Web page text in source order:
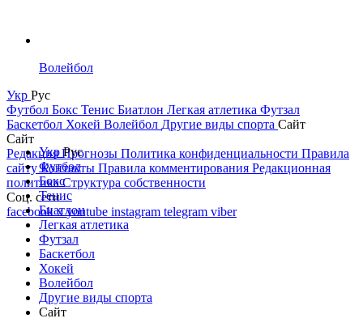
Волейбол
Укр Рус
Футбол Бокс Тенис Биатлон Легкая атлетика Футзал
Баскетбол Хокей Волейбол Другие виды спорта Сайт
Сайт
РедакцияПрогнозы Политика конфиденциальности Правила
сайтуКонтакты Правила комментирования Редакционная
политикаСтруктура собственности
Соц. сети
facebookxyoutube instagram telegram viber
УкрРус
Футбол
Бокс
Тенис
Биатлон
Легкая атлетика
Футзал
Баскетбол
Хокей
Волейбол
Другие виды спорта
Сайт